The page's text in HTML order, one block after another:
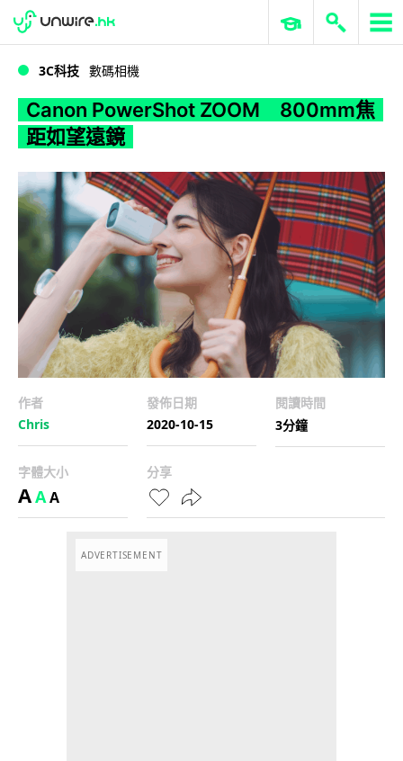
WWDC 2026 ERP 與商業 AI
3C科技 數碼相機
Canon PowerShot ZOOM 800mm焦
距如望遠鏡
作者
Chris
發佈日期
2020-10-15
閱讀時間
3分鐘
字體大小
AAA
分享
ADVERTISEMENT